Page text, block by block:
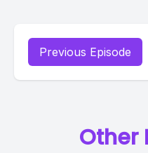
Previous Episode
Other